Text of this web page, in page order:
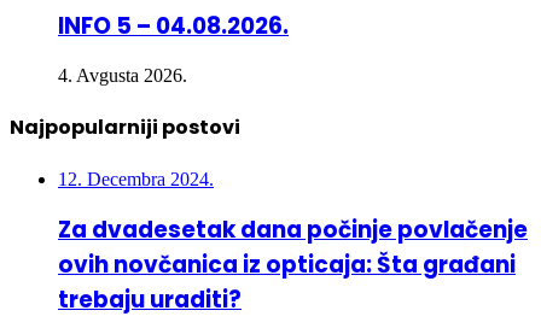
INFO 5 – 04.08.2026.
4. Avgusta 2026.
Najpopularniji postovi
12. Decembra 2024.
Za dvadesetak dana počinje povlačenje
ovih novčanica iz opticaja: Šta građani
trebaju uraditi?